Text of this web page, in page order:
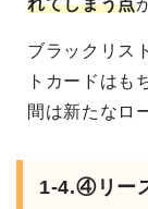
れてしまう点
ブラックリス
トカードはも
間は新たなロ
1-4.④リー